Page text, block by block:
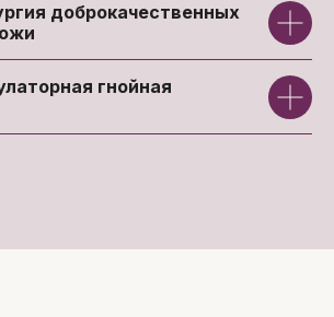
доброкачественных
гнойная
врач УЗД
15 лет